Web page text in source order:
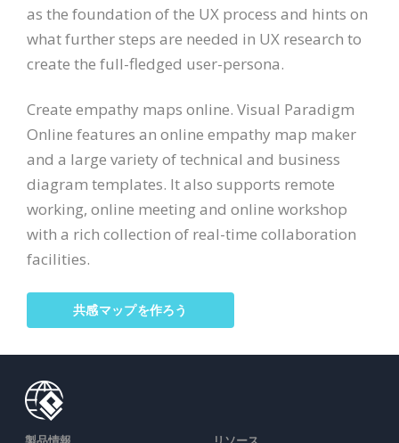
as the foundation of the UX process and hints on
what further steps are needed in UX research to
create the full-fledged user-persona.
Create empathy maps online. Visual Paradigm
Online features an online empathy map maker
and a large variety of technical and business
diagram templates. It also supports remote
working, online meeting and online workshop
with a rich collection of real-time collaboration
facilities.
共感マップを作ろう